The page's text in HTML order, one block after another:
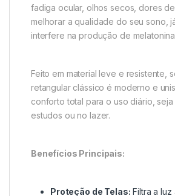
fadiga ocular, olhos secos, dores
melhorar a qualidade do seu sono,
interfere na produção de
Feito em material leve e resistente,
retangular clássico é moderno e
conforto total para o uso diário,
estudos ou no lazer.
Benefícios Principais:
Proteção de Telas: Filtra a